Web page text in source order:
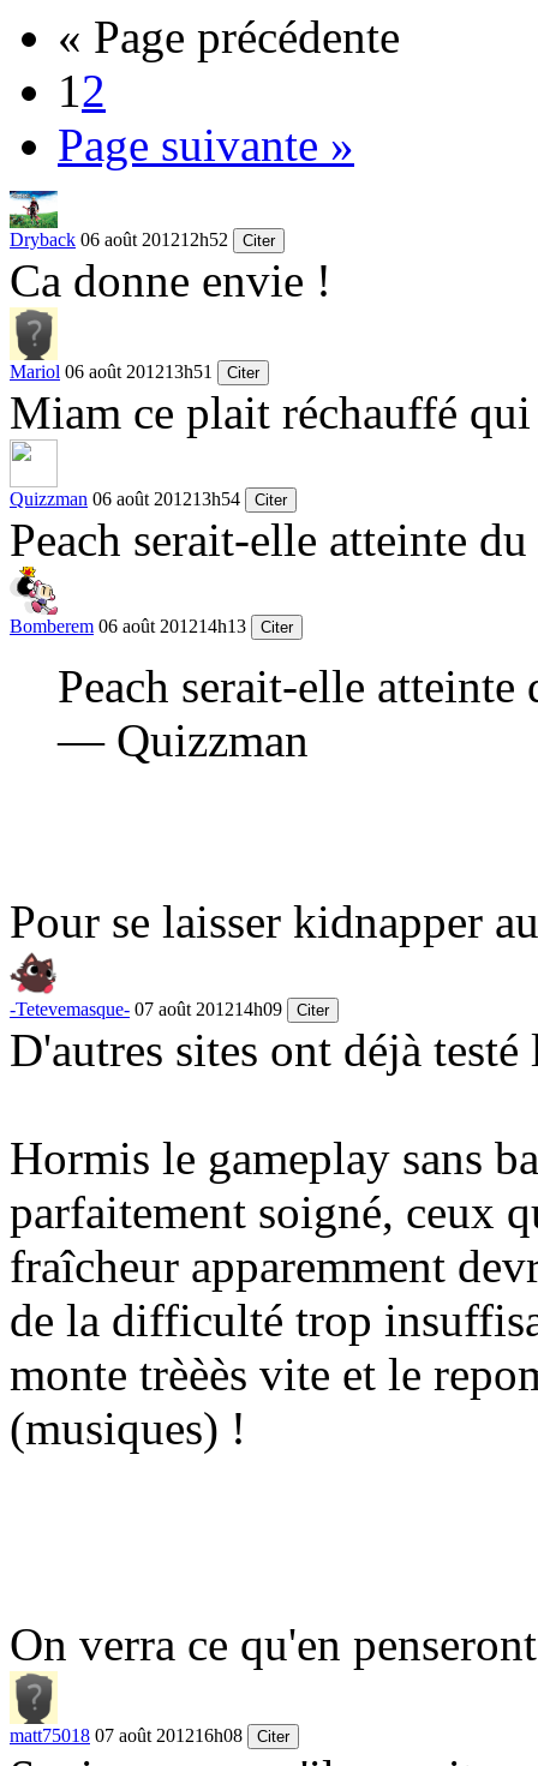
« Page précédente
12
Page suivante »
Dryback 06 août 201212h52 Citer
Ca donne envie !
Mariol 06 août 201213h51 Citer
Miam ce plait réchauffé
Quizzman 06 août 201213h54 Citer
Peach serait-elle atteinte
Bomberem 06 août 201214h13 Citer
Peach serait-elle
— Quizzman
Pour se laisser kidnapper
-Tetevemasque- 07 août 201214h09 Citer
D'autres sites ont déjà
Hormis le gameplay sans
parfaitement soigné, ceux
fraîcheur apparemment
de la difficulté trop
monte trèèès vite et le
(musiques) !
On verra ce qu'en
matt75018 07 août 201216h08 Citer